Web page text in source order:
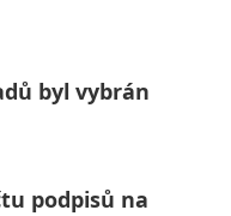
byl vybrán
podpisů na